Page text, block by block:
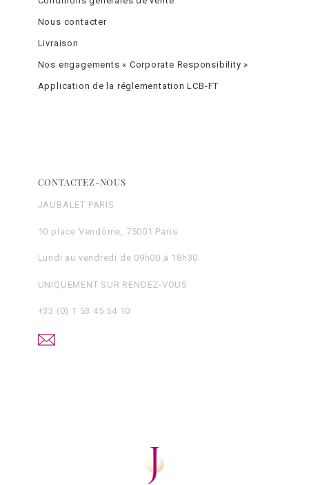
Nous contacter
Livraison
Nos engagements « Corporate Responsibility »
Application de la réglementation LCB-FT
CONTACTEZ-NOUS
JAUBALET PARIS
10 place Vendôme, 75001 Paris
Lundi au vendredi de 09h00 à 18h30
UNIQUEMENT SUR RENDEZ-VOUS
+33 (0) 1 53 45 54 10